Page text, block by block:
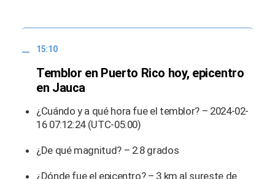
15:10
Temblor en Puerto Rico hoy, epicentro
en Jauca
¿Cuándo y a qué hora fue el temblor? – 2024-02-
16 07:12:24 (UTC-05:00)
¿De qué magnitud? – 2.8 grados
¿Dónde fue el epicentro? – 3 km al sureste de